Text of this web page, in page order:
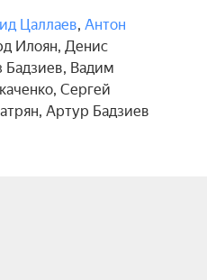
Цаллаев, Антон
Илоян, Денис
Бадзиев, Вадим
, Сергей
, Артур Бадзиев